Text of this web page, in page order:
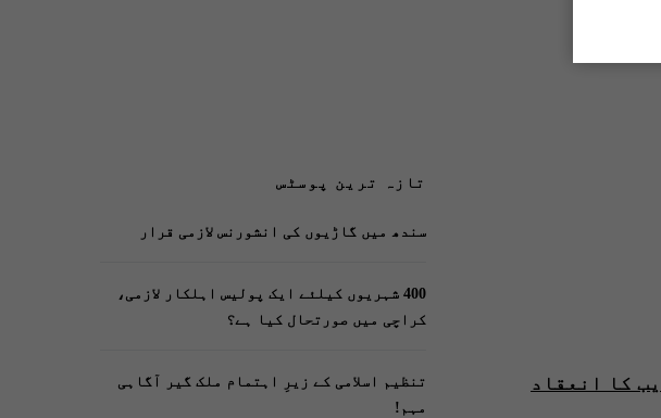
کا انعقاد
تازہ ترین پوسٹس
سندھ میں گاڑیوں کی انشورنس لازمی قرار
400 شہریوں کیلئے ایک پولیس اہلکار لازمی،
کراچی میں صورتحال کیا ہے؟
تنظیم اسلامی کے زیرِ اہتمام ملک گیر آگاہی
مہم!